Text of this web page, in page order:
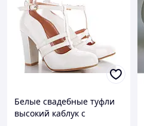
Белые свадебные туфли
высокий каблук с